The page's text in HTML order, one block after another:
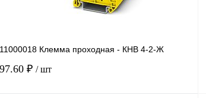
11000018 Клемма проходная - КНВ 4-2-Ж
97.60 ₽ / шт